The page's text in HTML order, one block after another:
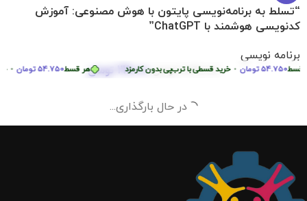
هر قسط54.750تومان • خرید 54.750تومان • خرید قسطی با ترب‌پی بدون کارمزد
“تسلط به برنامه‌نویسی پایتون با هوش مصنوعی: آموزش
کدنویسی هوشمند با ChatGPT”
برنامه نویسی
2.290.000 تومان 219.000 تومان
در حال بارگذاری...